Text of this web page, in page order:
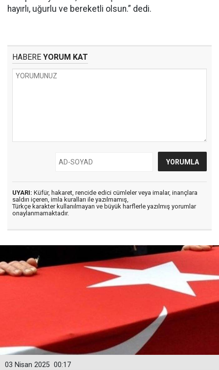
hayırlı, uğurlu ve bereketli olsun.” dedi.
HABERE YORUM KAT
UYARI: Küfür, hakaret, rencide edici cümleler veya imalar, inançlara
saldırı içeren, imla kuralları ile yazılmamış,
Türkçe karakter kullanılmayan ve büyük harflerle yazılmış yorumlar
onaylanmamaktadır.
00:17
03 Nisan 2025